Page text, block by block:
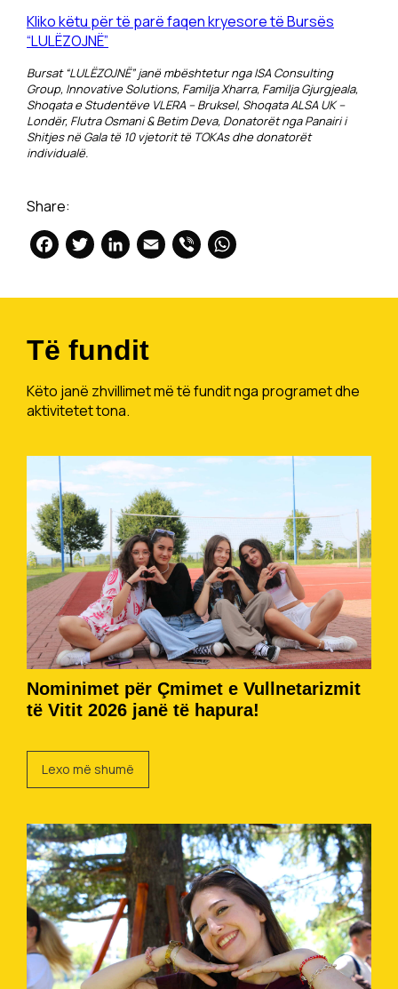
Kliko këtu për të parë faqen kryesore të Bursës
“LULËZOJNË”
Bursat “LULËZOJNË” janë mbështetur nga ISA Consulting
Group, Innovative Solutions, Familja Xharra, Familja Gjurgjeala,
Shoqata e Studentëve VLERA – Bruksel, Shoqata ALSA UK –
Londër, Flutra Osmani & Betim Deva, Donatorët nga Panairi i
Shitjes në Gala të 10 vjetorit të TOKAs dhe donatorët
individualë.
Share:
Facebook
Twitter
LinkedIn
Email
Viber
Të fundit
Këto janë zhvillimet më të fundit nga programet dhe
aktivitetet tona.
Nominimet për Çmimet e Vullnetarizmit
të Vitit 2026 janë të hapura!
Lexo më shumë